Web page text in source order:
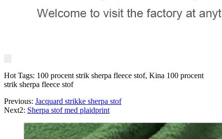
Hot Tags: 100 procent strik sherpa fleece stof, Kina 100 procent
strik sherpa fleece stof
Previous: Jacquard strikke sherpa stof
Next2: Sherpa stof med plaidprint